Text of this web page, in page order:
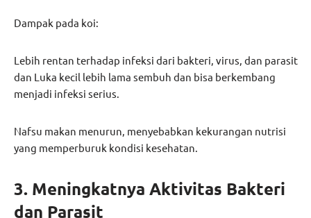
Dampak pada koi:
Lebih rentan terhadap infeksi dari bakteri, virus, dan parasit
dan Luka kecil lebih lama sembuh dan bisa berkembang
menjadi infeksi serius.
Nafsu makan menurun, menyebabkan kekurangan nutrisi
yang memperburuk kondisi kesehatan.
3. Meningkatnya Aktivitas Bakteri
dan Parasit